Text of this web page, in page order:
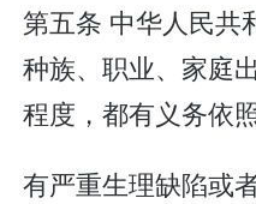
第五条 中华人民共
种族、职业、家庭
程度，都有义务依
有严重生理缺陷或